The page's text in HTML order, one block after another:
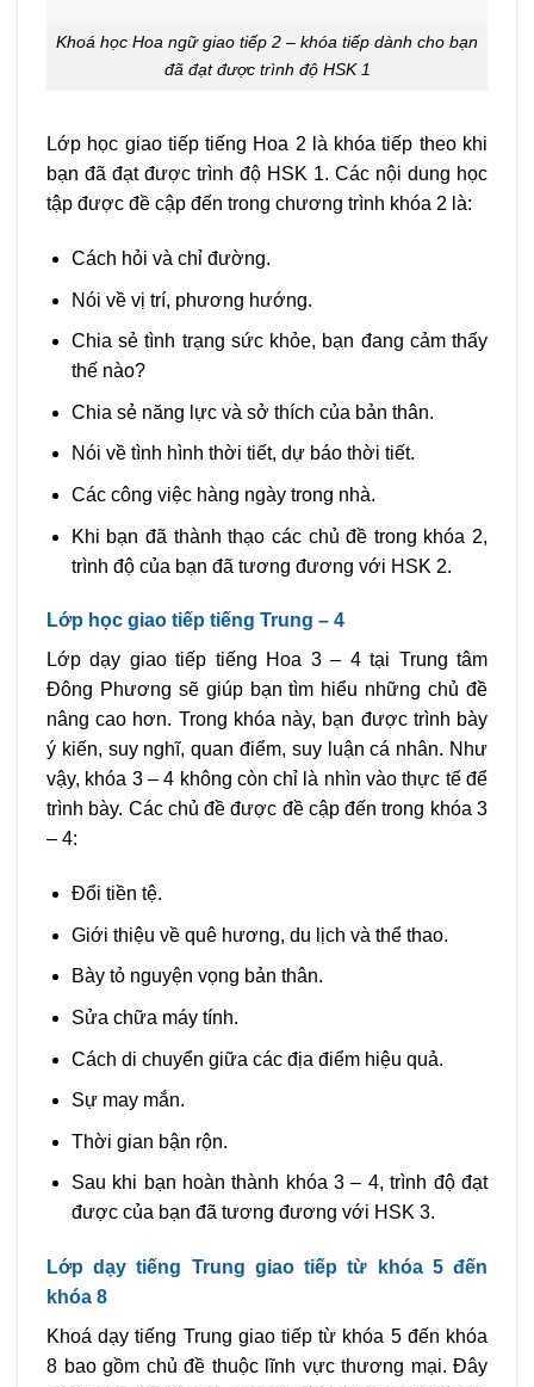
Khoá học Hoa ngữ giao tiếp 2 – khóa tiếp dành cho bạn
đã đạt được trình độ HSK 1
Lớp học giao tiếp tiếng Hoa 2 là khóa tiếp theo khi
bạn đã đạt được trình độ HSK 1. Các nội dung học
tập được đề cập đến trong chương trình khóa 2 là:
Cách hỏi và chỉ đường.
Nói về vị trí, phương hướng.
Chia sẻ tình trạng sức khỏe, bạn đang cảm thấy
thế nào?
Chia sẻ năng lực và sở thích của bản thân.
Nói về tình hình thời tiết, dự báo thời tiết.
Các công việc hàng ngày trong nhà.
Khi bạn đã thành thạo các chủ đề trong khóa 2,
trình độ của bạn đã tương đương với HSK 2.
Lớp học giao tiếp tiếng Trung – 4
Lớp dạy giao tiếp tiếng Hoa 3 – 4 tại Trung tâm
Đông Phương sẽ giúp bạn tìm hiểu những chủ đề
nâng cao hơn. Trong khóa này, bạn được trình bày
ý kiến, suy nghĩ, quan điểm, suy luận cá nhân. Như
vậy, khóa 3 – 4 không còn chỉ là nhìn vào thực tế để
trình bày. Các chủ đề được đề cập đến trong khóa 3
– 4:
Đổi tiền tệ.
Giới thiệu về quê hương, du lịch và thể thao.
Bày tỏ nguyện vọng bản thân.
Sửa chữa máy tính.
Cách di chuyển giữa các địa điểm hiệu quả.
Sự may mắn.
Thời gian bận rộn.
Sau khi bạn hoàn thành khóa 3 – 4, trình độ đạt
được của bạn đã tương đương với HSK 3.
Lớp dạy tiếng Trung giao tiếp từ khóa 5 đến
khóa 8
Khoá dạy tiếng Trung giao tiếp từ khóa 5 đến khóa
8 bao gồm chủ đề thuộc lĩnh vực thương mại. Đây